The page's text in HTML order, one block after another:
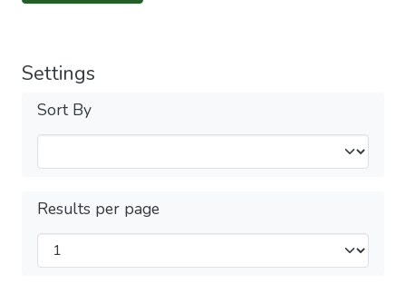
Settings
Sort By
Results per page